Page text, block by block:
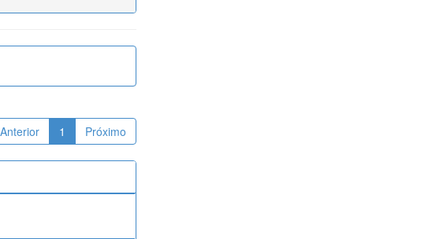
Anterior 1 Próximo